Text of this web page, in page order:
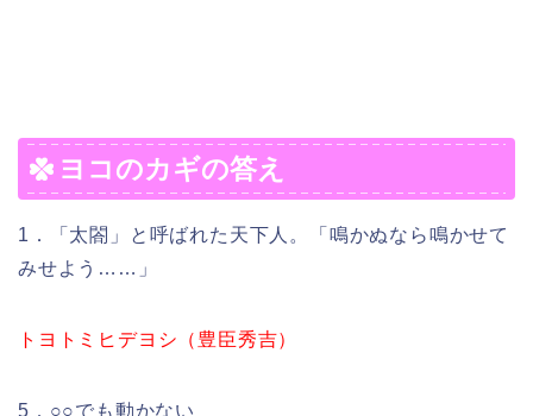
ヨコのカギの答え
1．「太閤」と呼ばれた天下人。「鳴かぬなら鳴かせて
みせよう……」
トヨトミヒデヨシ（豊臣秀吉）
5．○○でも動かない